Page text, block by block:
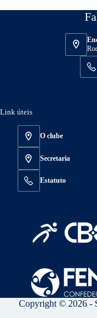
Link úteis
O clube
Secretaria
Estatuto
Copyright © 2026 -